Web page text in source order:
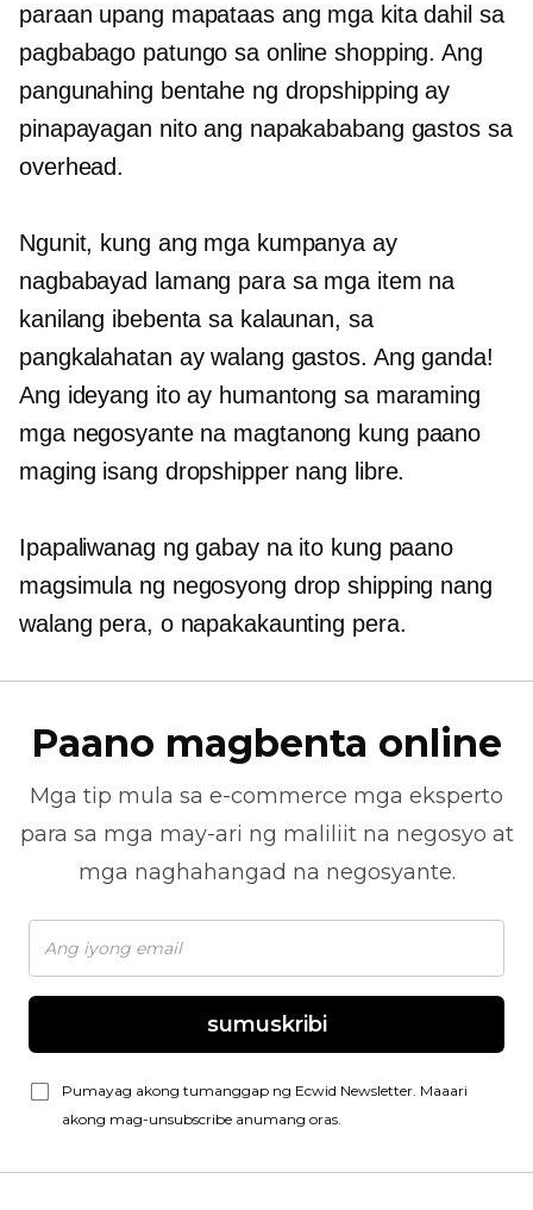
paraan upang mapataas ang mga kita dahil sa
pagbabago patungo sa online shopping. Ang
pangunahing bentahe ng dropshipping ay
pinapayagan nito ang napakababang gastos sa
overhead.
Ngunit, kung ang mga kumpanya ay
nagbabayad lamang para sa mga item na
kanilang ibebenta sa kalaunan, sa
pangkalahatan ay walang gastos. Ang ganda!
Ang ideyang ito ay humantong sa maraming
mga negosyante na magtanong kung paano
maging isang dropshipper nang libre.
Ipapaliwanag ng gabay na ito kung paano
magsimula ng negosyong drop shipping nang
walang pera, o napakakaunting pera.
Paano magbenta online
Mga tip mula sa e-commerce mga eksperto
para sa mga may-ari ng maliliit na negosyo at
mga naghahangad na negosyante.
sumuskribi
Pumayag akong tumanggap ng Ecwid Newsletter. Maaari
akong mag-unsubscribe anumang oras.